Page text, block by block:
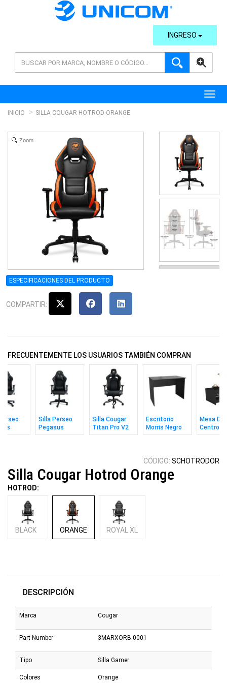
AVANZADA
INGRESO
INICIO SILLA COUGAR HOTROD ORANGE
Zoom
ESPECIFICACIONES DEL PRODUCTO
COMPARTIR:
FRECUENTEMENTE LOS USUARIOS TAMBIÉN COMPRAN
/ Dorado
Silla Perseo
Pegasus
Negro /
Silla Cougar
Titan Pro V2
Escritorio
Morris Negro
Mesa De
Centro
Negro
CÓDIGO: SCHOTRODOR
Silla Cougar Hotrod Orange
HOTROD:
BLACK ORANGE ROYAL XL
DESCRIPCIÓN
Marca Cougar
Part Number 3MARXORB.0001
Tipo Silla Gamer
Colores Orange